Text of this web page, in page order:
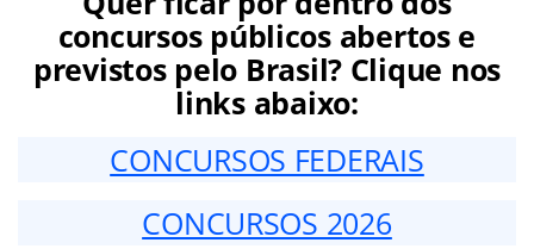
concursos públicos abertos e
previstos pelo Brasil? Clique nos
links abaixo:
CONCURSOS FEDERAIS
CONCURSOS 2026